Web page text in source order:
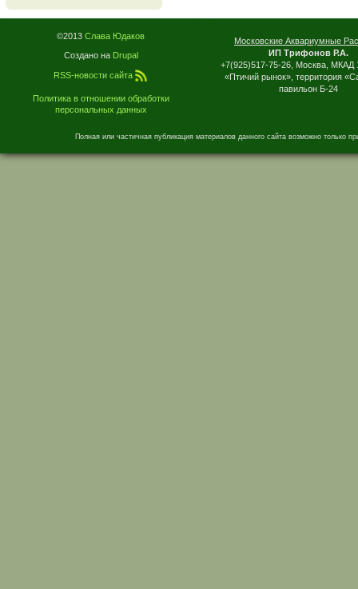
©2013 Слава Юдаков
Создано на Drupal
RSS-новости сайта
Политика в отношении обработки
персональных данных
Московские Аквариумные
ИП Трифонов Р.А.
+7(925)517-75-26, Москва, МКАД
«Птичий рынок», территория
павильон Б-24
Полная или частичная публикация материалов данного сайта возможно только